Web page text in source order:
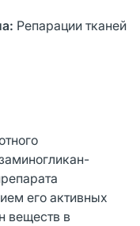
Репарации тканей
его активных
веществ в